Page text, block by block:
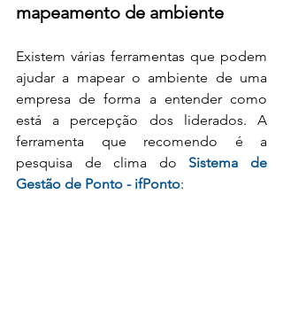
mapeamento de ambiente
Existem várias ferramentas que podem
ajudar a mapear o ambiente de uma
empresa de forma a entender como
está a percepção dos liderados. A
ferramenta que recomendo é a
pesquisa de clima do Sistema de
Gestão de Ponto - ifPonto: